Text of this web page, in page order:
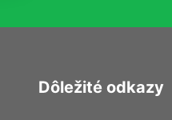
Dôležité odkazy